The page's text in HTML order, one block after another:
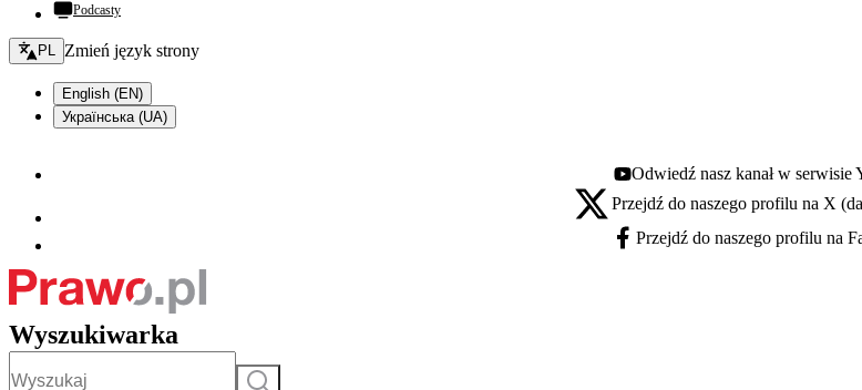
Podcasty
Zmień język - bieżący:
PL Zmień język strony
English (EN)
Українська (UA)
Youtube - otwiera się w nowej karcie
Odwiedź nasz kanał w serwisie
X - otwiera się w nowej karcie
Przejdź do naszego profilu na X
Facebook - otwiera się w nowej karcie
Przejdź do naszego profilu na
Wyszukiwarka
Szukaj